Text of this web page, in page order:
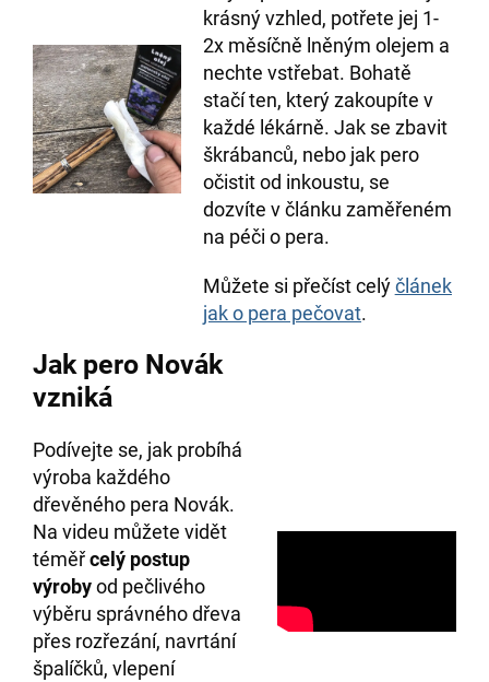
krásný vzhled, potřete jej 1-
2x měsíčně lněným olejem a
nechte vstřebat. Bohatě
stačí ten, který zakoupíte v
každé lékárně. Jak se zbavit
škrábanců, nebo jak pero
očistit od inkoustu, se
dozvíte v článku zaměřeném
na péči o pera.
Můžete si přečíst celýčlánek
jak o pera pečovat.
Jak pero Novák
vzniká
Podívejte se, jak probíhá
výroba každého
dřevěného pera Novák.
Na videu můžete vidět
téměřcelý postup
výrobyod pečlivého
výběru správného dřeva
přes rozřezání, navrtání
špalíčků, vlepení